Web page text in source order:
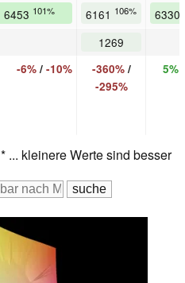
6453 101% 6161 106% 6330
1269
-6%/ -10% -360%/
-295%
5%
* ... kleinere Werte sind besser